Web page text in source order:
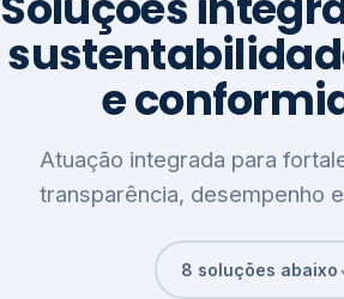
e
Atuação integrada para
transparência, desempenho
8 soluções abaixo